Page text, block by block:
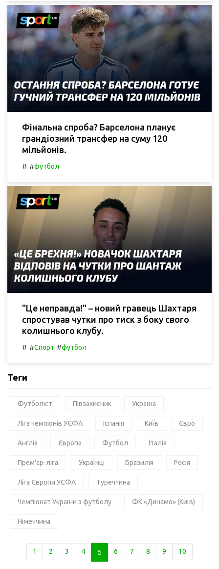
Фінальна спроба? Барселона планує
грандіозний трансфер на суму 120
мільйонів.
# #футбол
"Це неправда!" – новий гравець Шахтаря
спростував чутки про тиск з боку свого
колишнього клубу.
# #Спорт #футбол
Теги
Футболіст Півзахисник Україна
Ліга чемпіонів УЄФА Іспанія Київ Євро
Англія Європа Футбол Італія
Прем'єр-ліга Українці Бразилія Росія
Ліга Європи УЄФА Туреччина
Чемпіонат України з футболу ФК «Динамо» (Київ)
Німеччина
1 2 3 4 5 6 7 8 9 10